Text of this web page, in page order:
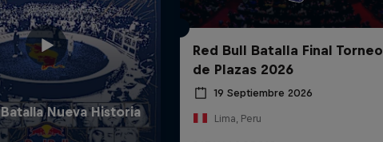
Red Bull Batalla Final Torneo
de Plazas 2026
19 Septiembre 2026
Lima, Peru